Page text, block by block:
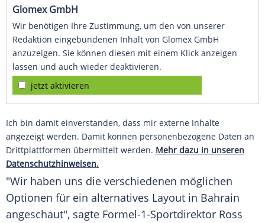
Glomex GmbH
Wir benötigen Ihre Zustimmung, um den von unserer
Redaktion eingebundenen Inhalt von Glomex GmbH
anzuzeigen. Sie können diesen mit einem Klick anzeigen
lassen und auch wieder deaktivieren.
jetzt aktivieren
Ich bin damit einverstanden, dass mir externe Inhalte
angezeigt werden. Damit können personenbezogene Daten an
Drittplattformen übermittelt werden. Mehr dazu in unseren
Datenschutzhinweisen.
"Wir haben uns die verschiedenen möglichen
Optionen für ein alternatives Layout in Bahrain
angeschaut", sagte Formel-1-Sportdirektor Ross